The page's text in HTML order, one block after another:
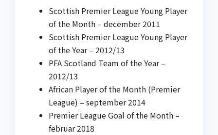
Scottish Premier League Young Player
of the Month – december 2011
Scottish Premier League Young Player
of the Year – 2012/13
PFA Scotland Team of the Year –
2012/13
African Player of the Month (Premier
League) – september 2014
Premier League Goal of the Month –
februar 2018